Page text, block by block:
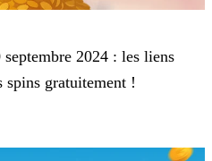
2024 : les liens
spins gratuitement !